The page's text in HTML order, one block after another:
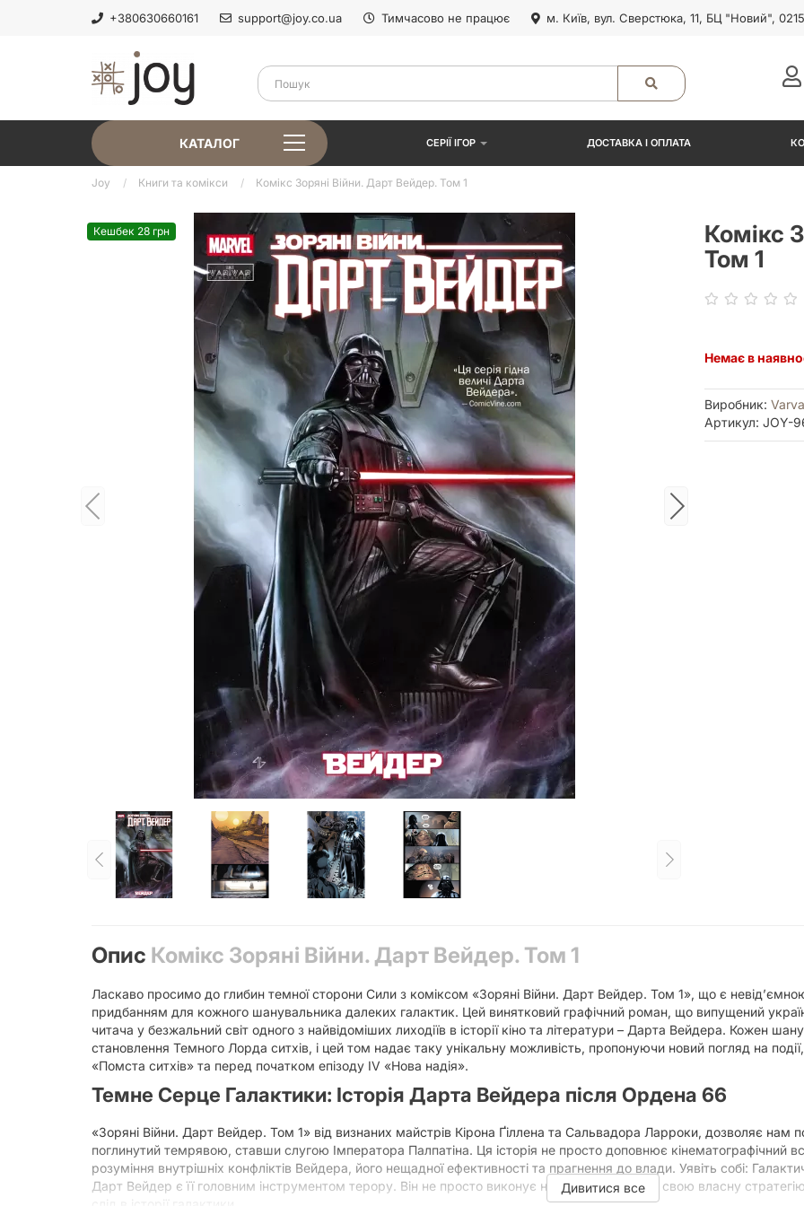
+380630660161 support@joy.co.ua Тимчасово не працює м. Київ, вул. Сверстюка, 11, БЦ "Новий",
КАТАЛОГ СЕРІЇ ІГОР ДОСТАВКА І ОПЛАТА
Joy Книги та комікси Комікс Зоряні Війни. Дарт Вейдер. Том 1
Кешбек 28 грн
Комікс
Том 1
Немає в
Виробник:
Артикул: JOY-
Опис Комікс Зоряні Війни. Дарт Вейдер. Том 1
Ласкаво просимо до глибин темної сторони Сили з коміксом «Зоряні Війни. Дарт Вейдер. Том 1», що є
придбанням для кожного шанувальника далеких галактик. Цей винятковий графічний роман, що випущений
читача у безжальний світ одного з найвідоміших лиходіїв в історії кіно та літератури – Дарта Вейдера. Кожен
становлення Темного Лорда ситхів, і цей том надає таку унікальну можливість, пропонуючи новий погляд на
«Помста ситхів» та перед початком епізоду IV «Нова надія».
Темне Серце Галактики: Історія Дарта Вейдера після Ордена 66
«Зоряні Війни. Дарт Вейдер. Том 1» від визнаних майстрів Кірона Ґіллена та Сальвадора Ларроки, дозволяє нам
поглинутий темрявою, ставши слугою Імператора Палпатіна. Ця історія не просто доповнює кінематографічний
розуміння внутрішніх конфліктів Вейдера, його нещадної ефективності та прагнення до влади. Уявіть собі:
Дарт Вейдер є її головним інструментом терору. Він не просто виконує накази, він формує свою власну
Дивитися все